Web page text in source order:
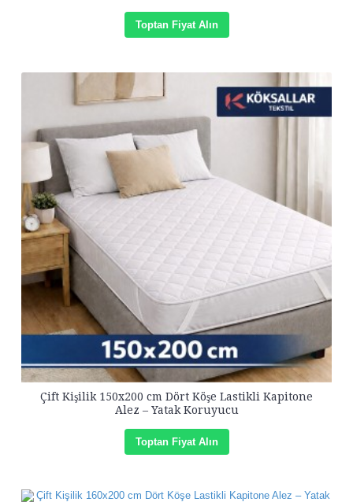
Toptan Fiyat Alın
Çift Kişilik 150x200 cm Dört Köşe Lastikli Kapitone
Alez – Yatak Koruyucu
Toptan Fiyat Alın